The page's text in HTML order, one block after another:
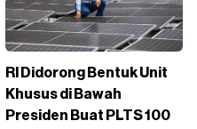
RI Didorong Bentuk Unit
Khusus di Bawah
Presiden Buat PLTS 100